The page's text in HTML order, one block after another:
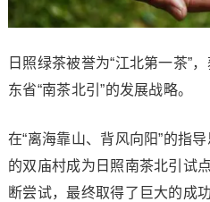
日照绿茶被誉为“江北第一茶”
东省“南茶北引”的发展战略。
在“离海靠山、背风向阳”的指
的双庙村成为日照南茶北引试
断尝试，最终取得了巨大的成功